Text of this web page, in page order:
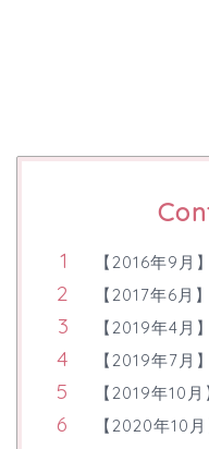
【2016年9月
【2017年6月
【2019年4月
【2019年7月
【2019年10
【2020年10